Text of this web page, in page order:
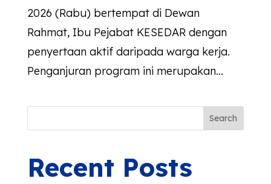
2026 (Rabu) bertempat di Dewan
Rahmat, Ibu Pejabat KESEDAR dengan
penyertaan aktif daripada warga kerja.
Penganjuran program ini merupakan...
Search
Recent Posts